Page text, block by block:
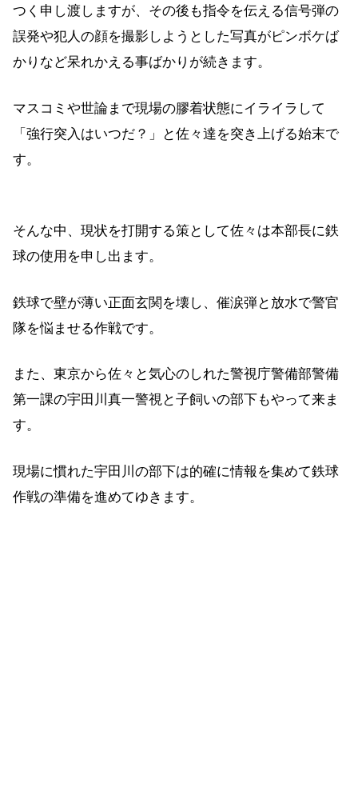
つく申し渡しますが、その後も指令を伝える信号弾の
誤発や犯人の顔を撮影しようとした写真がピンボケば
かりなど呆れかえる事ばかりが続きます。
マスコミや世論まで現場の膠着状態にイライラして
「強行突入はいつだ？」と佐々達を突き上げる始末で
す。
そんな中、現状を打開する策として佐々は本部長に鉄
球の使用を申し出ます。
鉄球で壁が薄い正面玄関を壊し、催涙弾と放水で警官
隊を悩ませる作戦です。
また、東京から佐々と気心のしれた警視庁警備部警備
第一課の宇田川真一警視と子飼いの部下もやって来ま
す。
現場に慣れた宇田川の部下は的確に情報を集めて鉄球
作戦の準備を進めてゆきます。